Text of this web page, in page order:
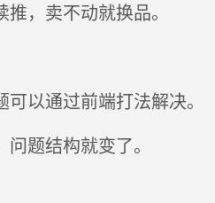
，卖不动就换品。
以通过前端打法解决。
题结构就变了。